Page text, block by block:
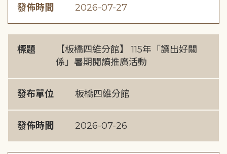
發佈時間 2026-07-27
標題
【板橋四維分館】 115年「讀出好關
係」暑期閱讀推廣活動
發布單位 板橋四維分館
發佈時間 2026-07-26